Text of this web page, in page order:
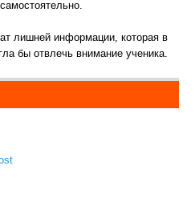
лишней информации, которая в
бы отвлечь внимание ученика.